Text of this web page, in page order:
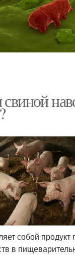
собой продукт
в